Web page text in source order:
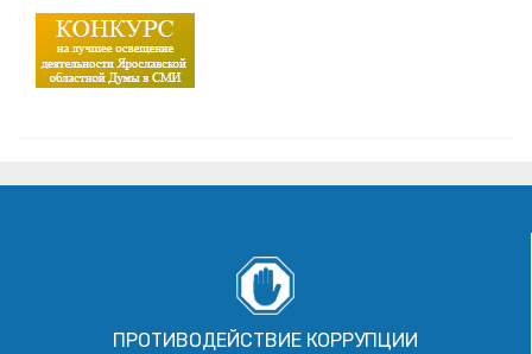
ПРОТИВОДЕЙСТВИЕ КОРРУПЦИИ